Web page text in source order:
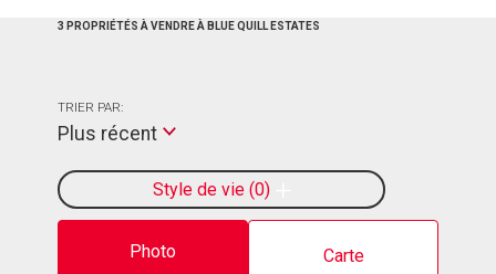
3 PROPRIÉTÉS À VENDRE À BLUE QUILL ESTATES
Photo Carte
Style de vie 0
TRIER PAR:
Plus récent